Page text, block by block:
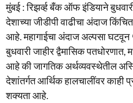
मुंबई : रिझर्व्ह बँक ऑफ इंडियाने
देशाच्या जीडीपी वाढीचा अंदाज
आहे. महागाईचा अंदाज अल्पसा
बुधवारी जाहीर द्वैमासिक पतधोरणात,
आहे की जागतिक अर्थव्यवस्थेतील
देशांतर्गत आर्थिक हालचालींवर काही
शक्यता आहे.